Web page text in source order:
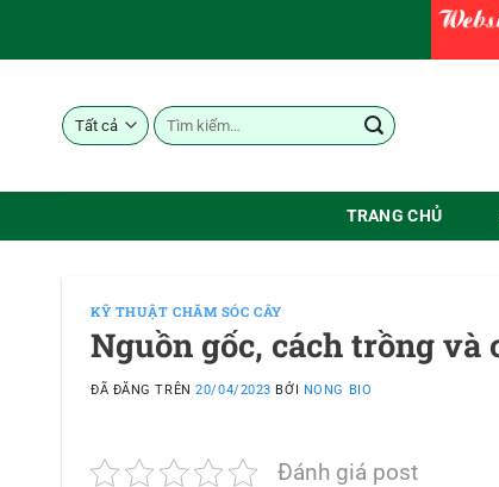
Tìm
kiếm:
TRANG CHỦ
KỸ THUẬT CHĂM SÓC CÂY
Nguồn gốc, cách trồng và
ĐÃ ĐĂNG TRÊN20/04/2023 BỞI NONG BIO
Đánh giá post